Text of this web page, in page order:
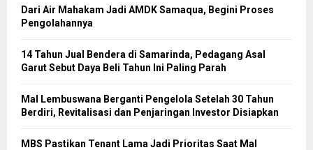
Dari Air Mahakam Jadi AMDK Samaqua, Begini Proses
Pengolahannya
14 Tahun Jual Bendera di Samarinda, Pedagang Asal
Garut Sebut Daya Beli Tahun Ini Paling Parah
Mal Lembuswana Berganti Pengelola Setelah 30 Tahun
Berdiri, Revitalisasi dan Penjaringan Investor Disiapkan
MBS Pastikan Tenant Lama Jadi Prioritas Saat Mal